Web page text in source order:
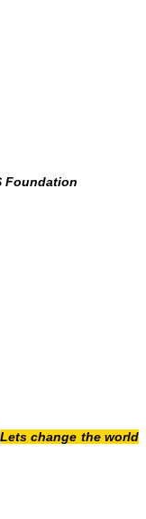
Foundation
Lets change the world